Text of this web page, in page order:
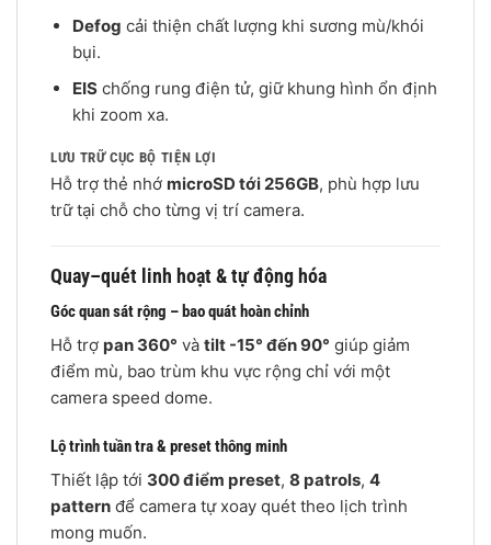
Defog cải thiện chất lượng khi sương mù/khói
bụi.
EISchống rung điện tử, giữ khung hình ổn định
khi zoom xa.
LƯU TRỮ CỤC BỘ TIỆN LỢI
Hỗ trợ thẻ nhớ microSD tới 256GB, phù hợp lưu
trữ tại chỗ cho từng vị trí camera.
Quay–quét linh hoạt & tự động hóa
Góc quan sát rộng – bao quát hoàn chỉnh
Hỗ trợ pan 360° và tilt -15° đến 90° giúp giảm
điểm mù, bao trùm khu vực rộng chỉ với một
camera speed dome.
Lộ trình tuần tra & preset thông minh
Thiết lập tới 300 điểm preset, 8 patrols, 4
pattern để camera tự xoay quét theo lịch trình
mong muốn.